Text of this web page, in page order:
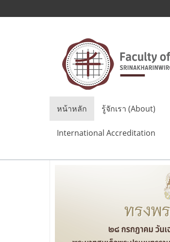
หน้าหลัก รู้จักเรา (About)
International Accreditation